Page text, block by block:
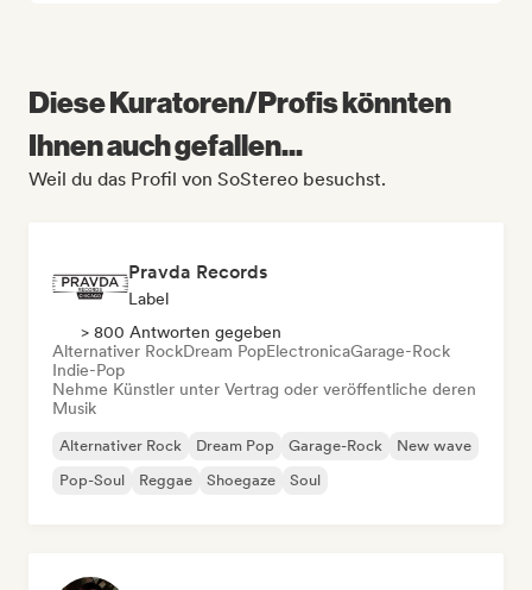
Diese Kuratoren/Profis könnten
Ihnen auch gefallen...
Weil du das Profil von SoStereo besuchst.
Pravda Records
Label
> 800 Antworten gegeben
Alternativer RockDream PopElectronicaGarage-Rock
Indie-Pop
Nehme Künstler unter Vertrag oder veröffentliche deren
Musik
Alternativer Rock Dream Pop Garage-Rock
New wave
Pop-Soul
Reggae Shoegaze Soul